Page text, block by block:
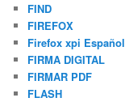
FIND
FIREFOX
Firefox xpi Español
FIRMA DIGITAL
FIRMAR PDF
FLASH